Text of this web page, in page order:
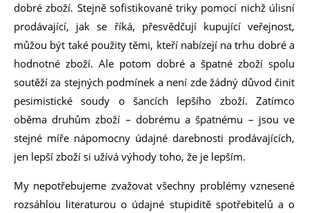
dobré zboží. Stejně sofistikované triky pomocí nichž úlisní
prodávající, jak se říká, přesvědčují kupující veřejnost,
můžou být také použity těmi, kteří nabízejí na trhu dobré a
hodnotné zboží. Ale potom dobré a špatné zboží spolu
soutěží za stejných podmínek a není zde žádný důvod činit
pesimistické soudy o šancích lepšího zboží. Zatímco
oběma druhům zboží – dobrému a špatnému – jsou ve
stejné míře nápomocny údajné darebnosti prodávajících,
jen lepší zboží si užívá výhody toho, že je lepším.
My nepotřebujeme zvažovat všechny problémy vznesené
rozsáhlou literaturou o údajné stupiditě spotřebitelů a o